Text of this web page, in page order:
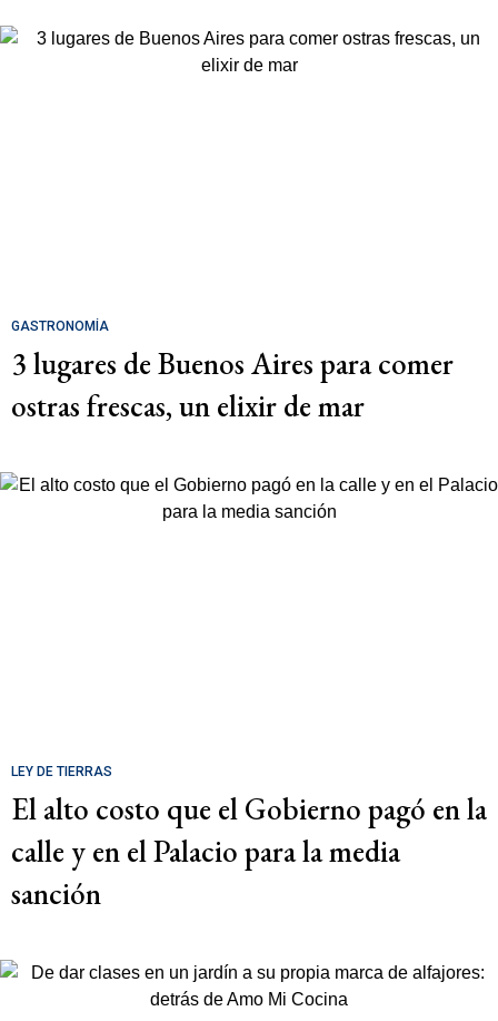
GASTRONOMÍA
3 lugares de Buenos Aires para comer
ostras frescas, un elixir de mar
LEY DE TIERRAS
El alto costo que el Gobierno pagó en la
calle y en el Palacio para la media
sanción